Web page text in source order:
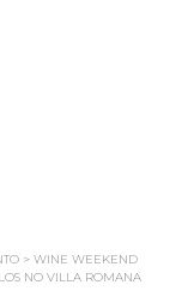
> WINE WEEKEND
NO VILLA ROMANA